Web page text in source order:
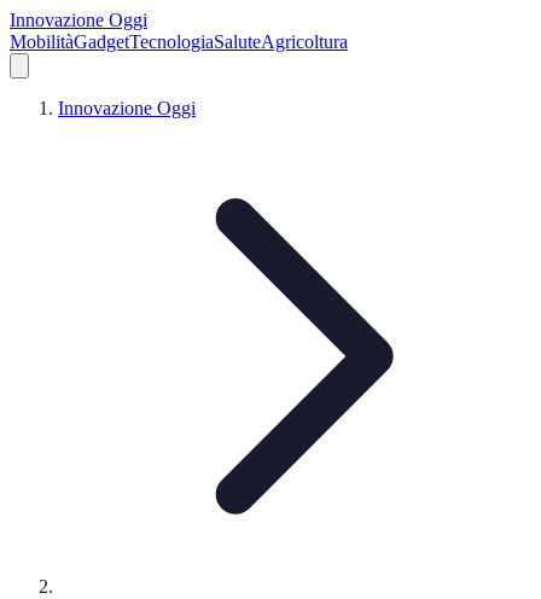
Innovazione Oggi
MobilitàGadgetTecnologiaSaluteAgricoltura
Innovazione Oggi